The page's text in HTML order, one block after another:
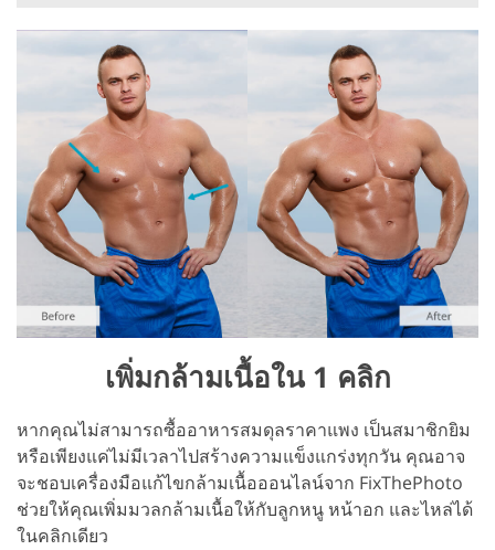
เพิ่มกล้ามเนื้อใน 1 คลิก
หากคุณไม่สามารถซื้ออาหารสมดุลราคาแพง เป็นสมาชิกยิม
หรือเพียงแค่ไม่มีเวลาไปสร้างความแข็งแกร่งทุกวัน คุณอาจ
จะชอบเครื่องมือแก้ไขกล้ามเนื้อออนไลน์จาก FixThePhoto
ช่วยให้คุณเพิ่มมวลกล้ามเนื้อให้กับลูกหนู หน้าอก และไหล่ได้
ในคลิกเดียว